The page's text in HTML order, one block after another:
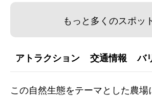
もっと多くのスポッ
アトラクション 交通情報 バ
この自然生態をテーマとした農場